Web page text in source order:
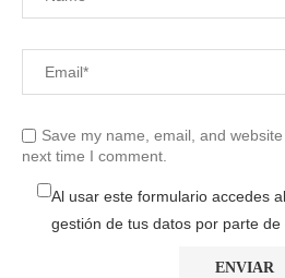
Save my name, email, and
next time I comment.
Al usar este formulario accedes
gestión de tus datos por parte de